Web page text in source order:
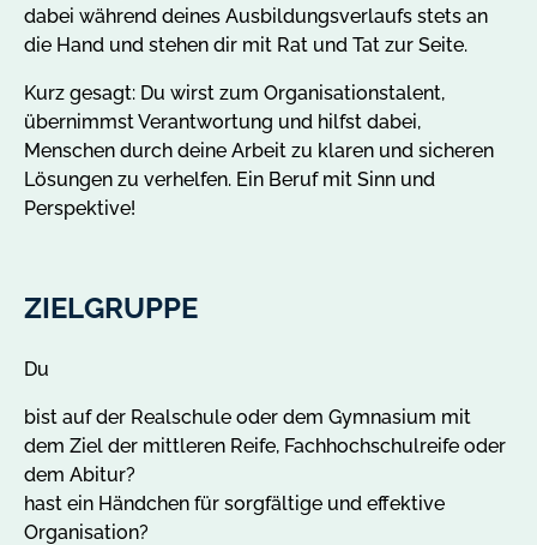
dabei während deines Ausbildungsverlaufs stets an
die Hand und stehen dir mit Rat und Tat zur Seite.
Kurz gesagt: Du wirst zum Organisationstalent,
übernimmst Verantwortung und hilfst dabei,
Menschen durch deine Arbeit zu klaren und sicheren
Lösungen zu verhelfen. Ein Beruf mit Sinn und
Perspektive!
ZIELGRUPPE
Du
bist auf der Realschule oder dem Gymnasium mit
dem Ziel der mittleren Reife, Fachhochschulreife oder
dem Abitur?
hast ein Händchen für sorgfältige und effektive
Organisation?